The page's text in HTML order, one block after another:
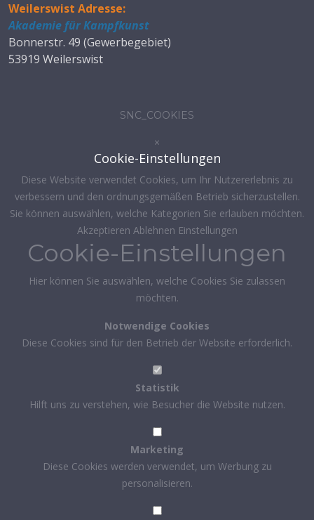
Weilerswist Adresse:
Akademie für Kampfkunst
Bonnerstr. 49 (Gewerbegebiet)
53919 Weilerswist
SNC_COOKIES
×
Cookie-Einstellungen
Diese Website verwendet Cookies, um Ihr Nutzererlebnis zu
verbessern und den ordnungsgemäßen Betrieb sicherzustellen.
Sie können auswählen, welche Kategorien Sie erlauben möchten.
Akzeptieren Ablehnen Einstellungen
Cookie-Einstellungen
Hier können Sie auswählen, welche Cookies Sie zulassen
möchten.
Notwendige Cookies
Diese Cookies sind für den Betrieb der Website erforderlich.
Statistik
Hilft uns zu verstehen, wie Besucher die Website nutzen.
Marketing
Diese Cookies werden verwendet, um Werbung zu
personalisieren.